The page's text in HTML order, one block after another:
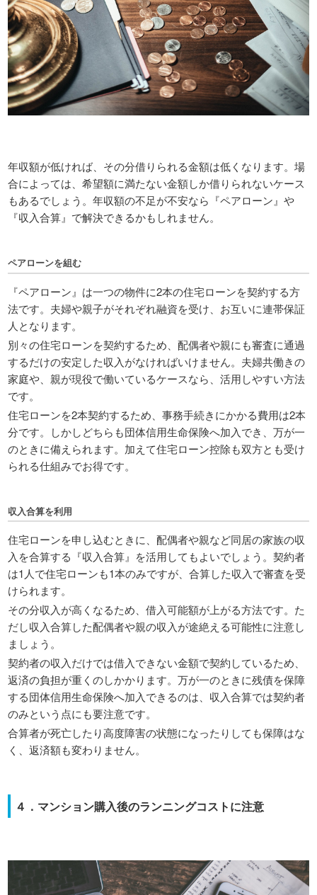
年収額が低ければ、その分借りられる金額は低くなります。場
合によっては、希望額に満たない金額しか借りられないケース
もあるでしょう。年収額の不足が不安なら『ペアローン』や
『収入合算』で解決できるかもしれません。
ペアローンを組む
『ペアローン』は一つの物件に2本の住宅ローンを契約する方
法です。夫婦や親子がそれぞれ融資を受け、お互いに連帯保証
人となります。
別々の住宅ローンを契約するため、配偶者や親にも審査に通過
するだけの安定した収入がなければいけません。夫婦共働きの
家庭や、親が現役で働いているケースなら、活用しやすい方法
です。
住宅ローンを2本契約するため、事務手続きにかかる費用は2本
分です。しかしどちらも団体信用生命保険へ加入でき、万が一
のときに備えられます。加えて住宅ローン控除も双方とも受け
られる仕組みでお得です。
収入合算を利用
住宅ローンを申し込むときに、配偶者や親など同居の家族の収
入を合算する『収入合算』を活用してもよいでしょう。契約者
は1人で住宅ローンも1本のみですが、合算した収入で審査を受
けられます。
その分収入が高くなるため、借入可能額が上がる方法です。た
だし収入合算した配偶者や親の収入が途絶える可能性に注意し
ましょう。
契約者の収入だけでは借入できない金額で契約しているため、
返済の負担が重くのしかかります。万が一のときに残債を保障
する団体信用生命保険へ加入できるのは、収入合算では契約者
のみという点にも要注意です。
合算者が死亡したり高度障害の状態になったりしても保障はな
く、返済額も変わりません。
４．マンション購入後のランニングコストに注意